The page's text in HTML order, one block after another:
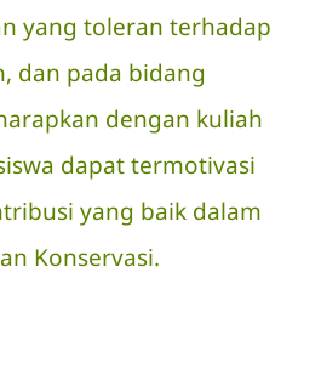
yang toleran terhadap
dan pada bidang
dengan kuliah
dapat termotivasi
yang baik dalam
Konservasi.